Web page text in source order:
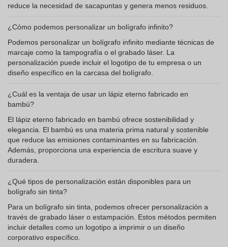
reduce la necesidad de sacapuntas y genera menos residuos.
¿Cómo podemos personalizar un bolígrafo infinito?
Podemos personalizar un bolígrafo infinito mediante técnicas de
marcaje como la tampografía o el grabado láser. La
personalización puede incluir el logotipo de tu empresa o un
diseño específico en la carcasa del bolígrafo.
¿Cuál es la ventaja de usar un lápiz eterno fabricado en
bambú?
El lápiz eterno fabricado en bambú ofrece sostenibilidad y
elegancia. El bambú es una materia prima natural y sostenible
que reduce las emisiones contaminantes en su fabricación.
Además, proporciona una experiencia de escritura suave y
duradera.
¿Qué tipos de personalización están disponibles para un
bolígrafo sin tinta?
Para un bolígrafo sin tinta, podemos ofrecer personalización a
través de grabado láser o estampación. Estos métodos permiten
incluir detalles como un logotipo a imprimir o un diseño
corporativo específico.